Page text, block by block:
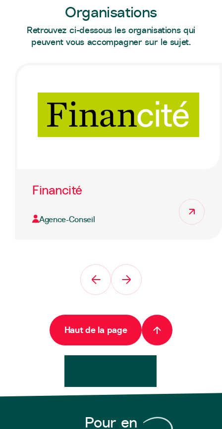
Organisations
Retrouvez ci-dessous les organisations qui
peuvent vous accompagner sur le sujet.
Financité
Agence-Conseil
Haut de la page
Pour en